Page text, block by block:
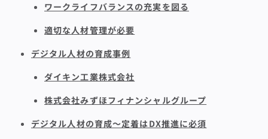
ワークライフバランスの充実を図る
適切な人材管理が必要
デジタル人材の育成事例
ダイキン工業株式会社
株式会社みずほフィナンシャルグループ
デジタル人材の育成～定着はDX推進に必須